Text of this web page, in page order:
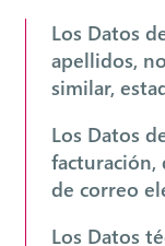
Los Datos
apellidos,
similar,
Los Datos
facturación,
de correo
Los Datos